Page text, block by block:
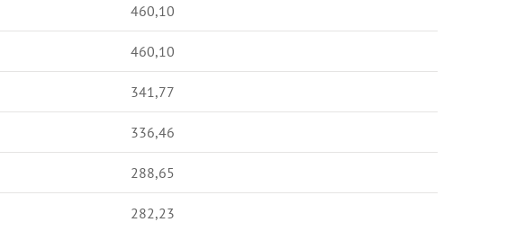
460,10
460,10
341,77
336,46
288,65
282,23